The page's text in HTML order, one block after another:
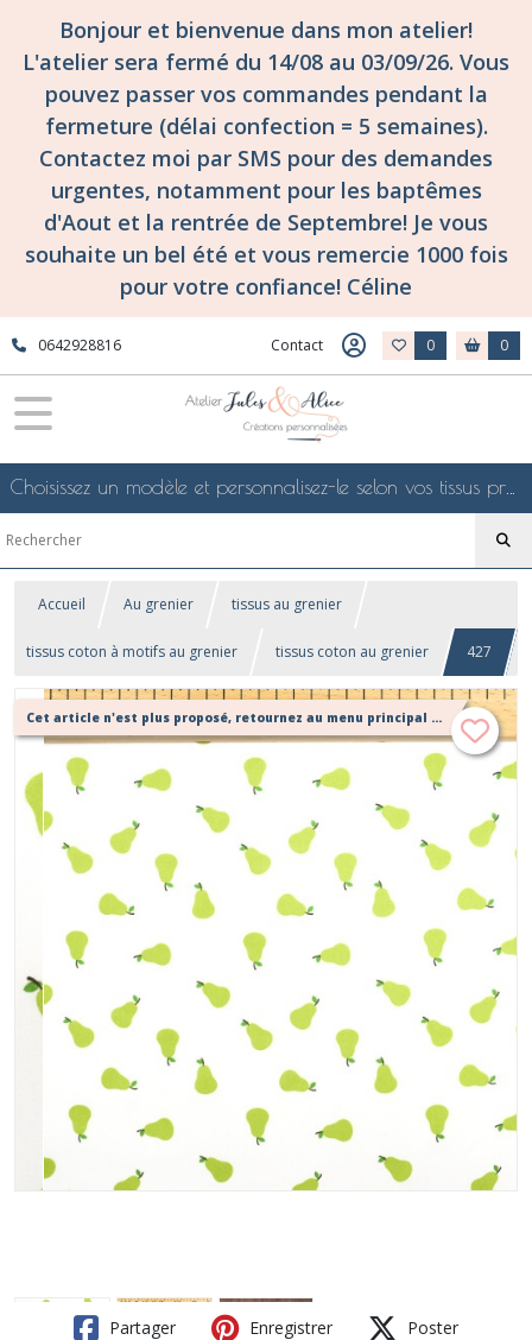
Bonjour et bienvenue dans mon atelier!
L'atelier sera fermé du 14/08 au 03/09/26. Vous
pouvez passer vos commandes pendant la
fermeture (délai confection = 5 semaines).
Contactez moi par SMS pour des demandes
urgentes, notamment pour les baptêmes
d'Aout et la rentrée de Septembre! Je vous
souhaite un bel été et vous remercie 1000 fois
pour votre confiance! Céline
0642928816 Contact 0 0
Choisissez un modèle et personnalisez-le selon vos tissus préférés de mes collections en ligne, je le confectionnerai selon vos souhaits
Accueil Au grenier tissus au grenier
tissus coton à motifs au grenier tissus coton au grenier 427
Cet article n'est plus proposé, retournez au menu principal ou contactez moi!
Partager Enregistrer Poster